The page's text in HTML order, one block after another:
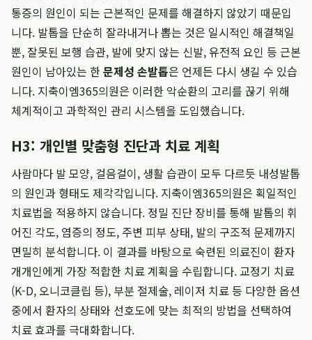
통증의 원인이 되는 근본적인 문제를 해결하지 않았기 때문입
니다. 발톱을 단순히 잘라내거나 뽑는 것은 일시적인 해결책일
뿐, 잘못된 보행 습관, 발에 맞지 않는 신발, 유전적 요인 등 근본
원인이 남아있는 한문제성 손발톱은 언제든 다시 생길 수 있습
니다. 지축이엠365의원은 이러한 악순환의 고리를 끊기 위해
체계적이고 과학적인 관리 시스템을 도입했습니다.
H3: 개인별 맞춤형 진단과 치료 계획
사람마다 발 모양, 걸음걸이, 생활 습관이 모두 다르듯 내성발톱
의 원인과 형태도 제각각입니다. 지축이엠365의원은 획일적인
치료법을 적용하지 않습니다. 정밀 진단 장비를 통해 발톱의 휘
어진 각도, 염증의 정도, 주변 피부 상태, 발의 구조적 문제까지
면밀히 분석합니다. 이 결과를 바탕으로 숙련된 의료진이 환자
개개인에게 가장 적합한 치료 계획을 수립합니다. 교정기 치료
(K-D, 오니코클립 등), 부분 절제술, 레이저 치료 등 다양한 옵션
중에서 환자의 상태와 선호도에 맞는 최적의 방법을 선택하여
치료 효과를 극대화합니다.